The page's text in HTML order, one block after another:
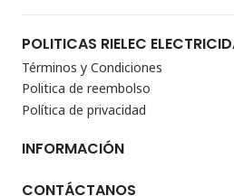
POLITICAS RIELEC
Términos y Condiciones
Politica de reembolso
Política de privacidad
INFORMACIÓN
CONTÁCTANOS